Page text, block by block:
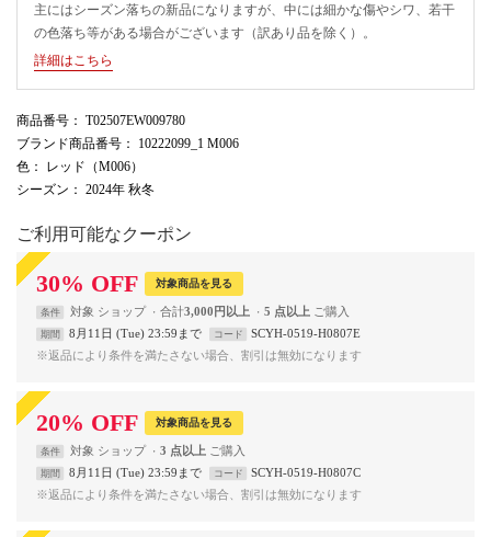
主にはシーズン落ちの新品になりますが、中には細かな傷やシワ、若干
の色落ち等がある場合がございます（訳あり品を除く）。
詳細はこちら
商品番号 ： T02507EW009780
ブランド商品番号 ： 10222099_1 M006
色 ： レッド（M006）
シーズン ： 2024年 秋冬
ご利用可能なクーポン
30% OFF 対象商品を見る
条件 対象 ショップ 合計3,000円以上 5 点以上
期間 8月11日 (Tue) 23:59まで コード
SCYH-0519-H0807E
※返品により条件を満たさない場合、割引は無効になります
20% OFF 対象商品を見る
条件 対象 ショップ 3 点以上
期間 8月11日 (Tue) 23:59まで コード
SCYH-0519-H0807C
※返品により条件を満たさない場合、割引は無効になります